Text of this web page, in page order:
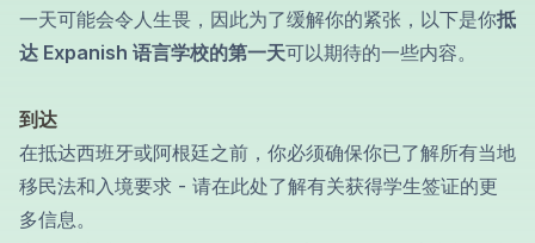
一天可能会令人生畏，因此为了缓解你的紧张，以下是你抵
达 Expanish 语言学校的第一天可以期待的一些内容。
到达
在抵达西班牙或阿根廷之前，你必须确保你已了解所有当地
移民法和入境要求 - 请在此处了解有关获得学生签证的更
多信息。